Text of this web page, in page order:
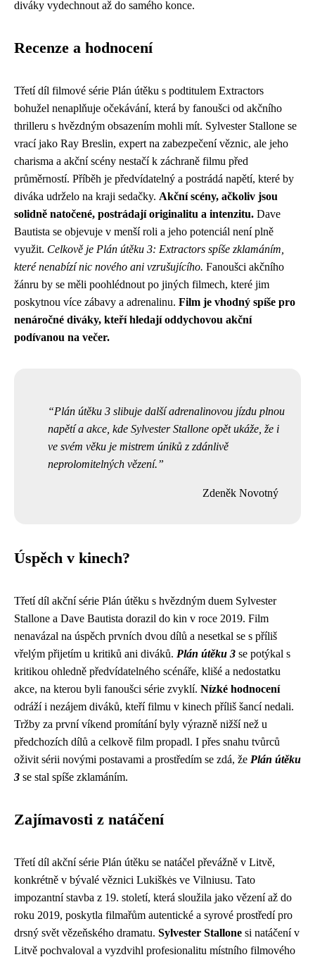
diváky vydechnout až do samého konce.
Recenze a hodnocení
Třetí díl filmové série Plán útěku s podtitulem Extractors
bohužel nenaplňuje očekávání, která by fanoušci od akčního
thrilleru s hvězdným obsazením mohli mít. Sylvester Stallone se
vrací jako Ray Breslin, expert na zabezpečení věznic, ale jeho
charisma a akční scény nestačí k záchraně filmu před
průměrností. Příběh je předvídatelný a postrádá napětí, které by
diváka udrželo na kraji sedačky. Akční scény, ačkoliv jsou
solidně natočené, postrádají originalitu a intenzitu. Dave
Bautista se objevuje v menší roli a jeho potenciál není plně
využit. Celkově je Plán útěku 3: Extractors spíše zklamáním,
které nenabízí nic nového ani vzrušujícího. Fanoušci akčního
žánru by se měli poohlédnout po jiných filmech, které jim
poskytnou více zábavy a adrenalinu. Film je vhodný spíše pro
nenáročné diváky, kteří hledají oddychovou akční
podívanou na večer.
Plán útěku 3 slibuje další adrenalinovou jízdu plnou
napětí a akce, kde Sylvester Stallone opět ukáže, že i
ve svém věku je mistrem úniků z zdánlivě
neprolomitelných vězení.
Zdeněk Novotný
Úspěch v kinech?
Třetí díl akční série Plán útěku s hvězdným duem Sylvester
Stallone a Dave Bautista dorazil do kin v roce 2019. Film
nenavázal na úspěch prvních dvou dílů a nesetkal se s příliš
vřelým přijetím u kritiků ani diváků. Plán útěku 3 se potýkal s
kritikou ohledně předvídatelného scénáře, klišé a nedostatku
akce, na kterou byli fanoušci série zvyklí. Nízké hodnocení
odráží i nezájem diváků, kteří filmu v kinech příliš šancí nedali.
Tržby za první víkend promítání byly výrazně nižší než u
předchozích dílů a celkově film propadl. I přes snahu tvůrců
oživit sérii novými postavami a prostředím se zdá, že Plán útěku
3 se stal spíše zklamáním.
Zajímavosti z natáčení
Třetí díl akční série Plán útěku se natáčel převážně v Litvě,
konkrétně v bývalé věznici Lukiškės ve Vilniusu. Tato
impozantní stavba z 19. století, která sloužila jako vězení až do
roku 2019, poskytla filmařům autentické a syrové prostředí pro
drsný svět vězeňského dramatu. Sylvester Stallone si natáčení v
Litvě pochvaloval a vyzdvihl profesionalitu místního filmového